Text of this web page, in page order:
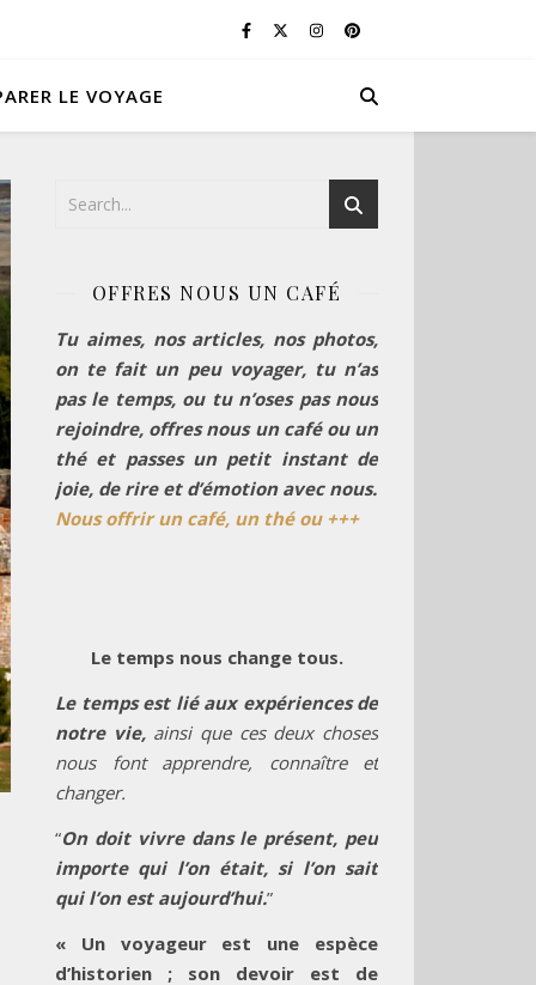
LE VOYAGE
OFFRES NOUS UN CAFÉ
Tu aimes, nos articles, nos photos,
on te fait un peu voyager, tu n’as
pas le temps, ou tu n’oses pas nous
rejoindre, offres nous un café ou un
thé et passes un petit instant de
joie, de rire et d’émotion avec nous.
Nous offrir un café, un thé ou +++
Le temps nous change tous.
Le temps est lié aux expériences de
notre vie, ainsi que ces deux choses
nous font apprendre, connaître et
changer.
“On doit vivre dans le présent, peu
importe qui l’on était, si l’on sait
qui l’on est aujourd’hui.”
« Un voyageur est une espèce
d’historien ; son devoir est de